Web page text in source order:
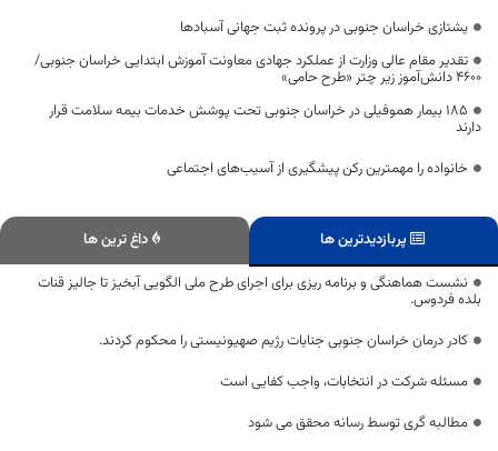
یشتازی خراسان جنوبی در پرونده ثبت جهانی آسبادها
تقدیر مقام عالی وزارت از عملکرد جهادی معاونت آموزش ابتدایی خراسان جنوبی/
۴۶۰۰ دانش‌آموز زیر چتر «طرح حامی»
۱۸۵ بیمار هموفیلی در خراسان جنوبی تحت پوشش خدمات بیمه سلامت قرار
دارند
خانواده را مهمترین رکن پیشگیری از آسیب‌های اجتماعی
پربازدیدترین ها
داغ ترین ها
نشست هماهنگی و برنامه ریزی برای اجرای طرح ملی الگویی آبخیز تا جالیز قنات
بلده فردوس.
کادر درمان خراسان جنوبی جنایات رژیم صهیونیستی را محکوم کردند.
مسئله شرکت در انتخابات، واجب کفایی است
مطالبه گری توسط رسانه محقق می شود